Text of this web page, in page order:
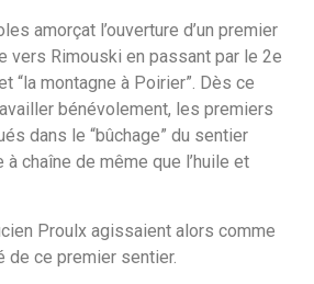
amorçat l’ouverture d’un premier
vers Rimouski en passant par le 2e
“la montagne à Poirier”. Dès ce
bénévolement, les premiers
dans le “bûchage” du sentier
chaîne de même que l’huile et
Proulx agissaient alors comme
de ce premier sentier.